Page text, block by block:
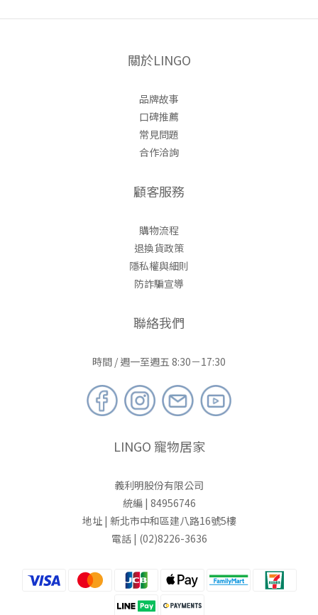
關於LINGO
品牌故事
口碑推薦
常見問題
合作洽詢
顧客服務
購物流程
退換貨政策
隱私權與細則
防詐騙宣導
聯絡我們
時間 / 週一至週五 8:30－17:30
LINGO 寵物居家
義利明股份有限公司
統編 | 84956746
地址 | 新北市中和區建八路16號5樓
電話 | (02)8226-3636